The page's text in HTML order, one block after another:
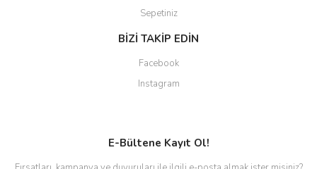
Sepetiniz
BİZİ TAKİP EDİN
Facebook
Instagram
E-Bültene Kayıt Ol!